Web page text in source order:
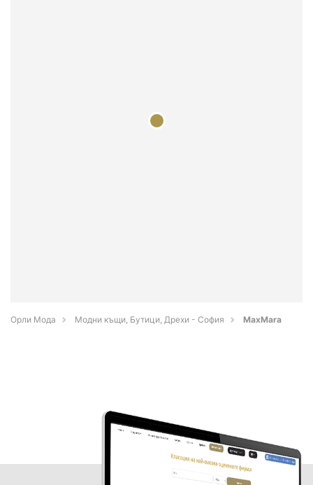
Орли Мода Модни къщи, Бутици, Дрехи - София MaxMara